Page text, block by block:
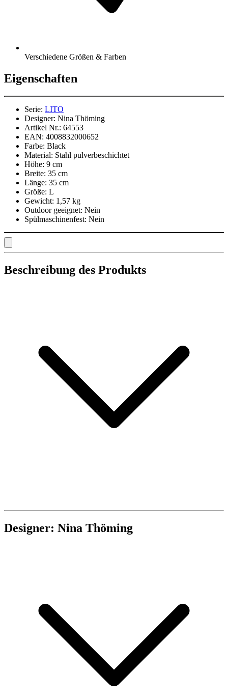
Verschiedene Größen & Farben
Eigenschaften
Serie: LITO
Designer: Nina Thöming
Artikel Nr.: 64553
EAN: 4008832000652
Farbe: Black
Material: Stahl pulverbeschichtet
Höhe: 9 cm
Breite: 35 cm
Länge: 35 cm
Größe: L
Gewicht: 1,57 kg
Outdoor geeignet: Nein
Spülmaschinenfest: Nein
Beschreibung des Produkts
Designer: Nina Thöming